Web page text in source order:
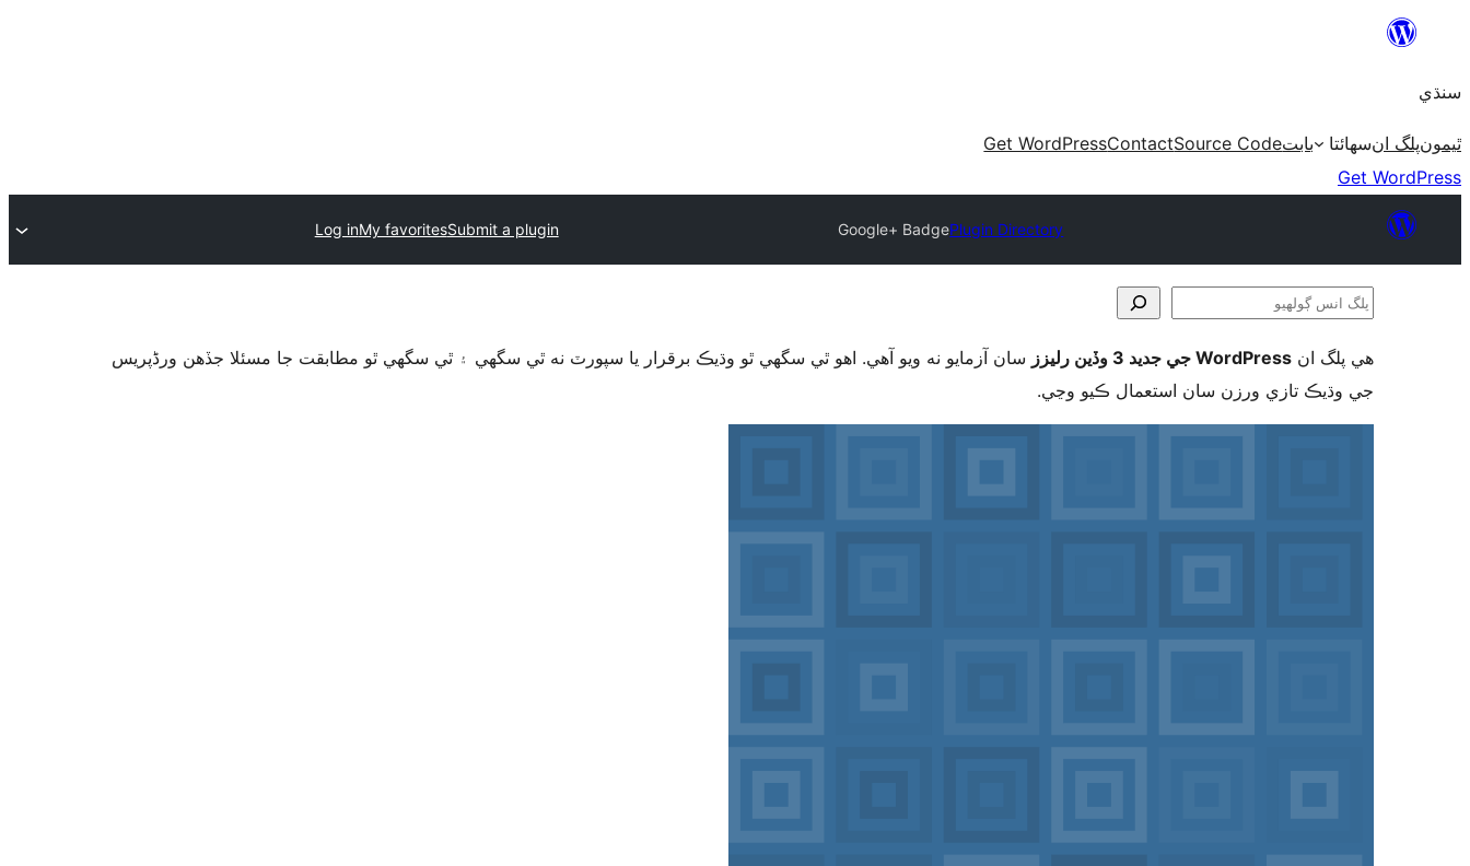
content
سنڌي
ٿيمونپلگ انسھائتا بابتSource Code
Contact
Get WordPress
Get WordPress
Plugin Directory
Google+ Badge
Submit a plugin
My favorites
Log in
پلگ
ڳولھيو
ھي پلگ ان WordPress جي جديد 3 وڏين رليزز
سان آزمايو نه ويو آھي. اهو ٿي سگهي ٿو وڌيڪ برقرار يا سپورٽ نه ٿي سگهي ۽ ٿي سگهي ٿو مطابقت جا مسئلا جڏهن ورڈپریس
جي وڌيڪ تازي ورزن سان استعمال ڪيو وڃي.